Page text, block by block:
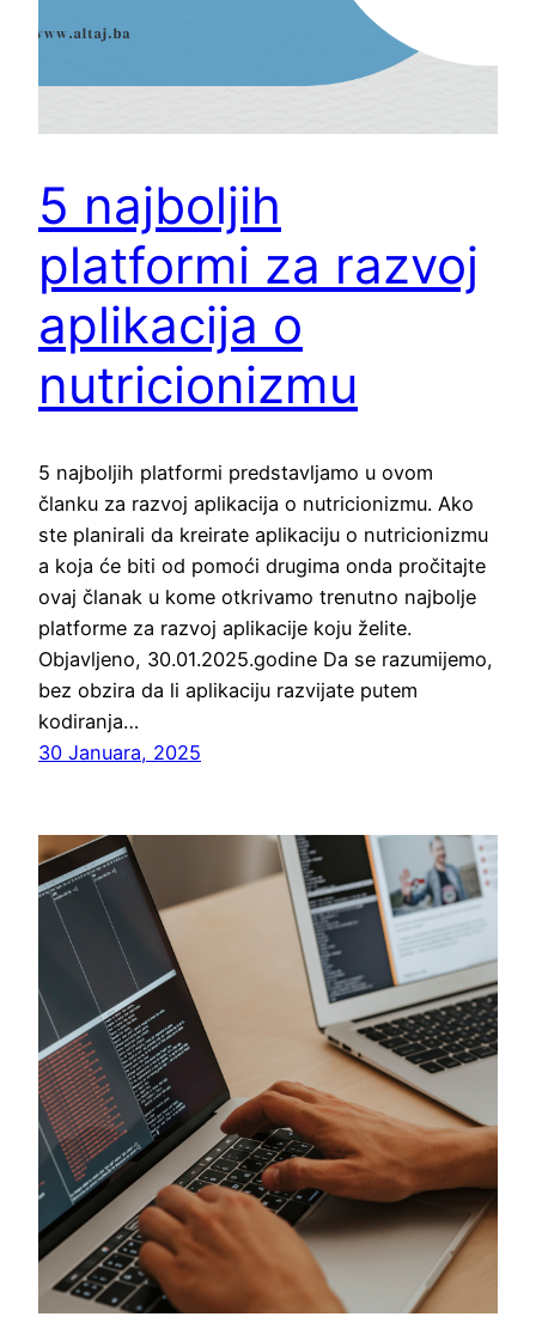
5 najboljih
platformi za razvoj
aplikacija o
nutricionizmu
5 najboljih platformi predstavljamo u ovom
članku za razvoj aplikacija o nutricionizmu. Ako
ste planirali da kreirate aplikaciju o nutricionizmu
a koja će biti od pomoći drugima onda pročitajte
ovaj članak u kome otkrivamo trenutno najbolje
platforme za razvoj aplikacije koju želite.
Objavljeno, 30.01.2025.godine Da se razumijemo,
bez obzira da li aplikaciju razvijate putem
kodiranja…
30 Januara, 2025